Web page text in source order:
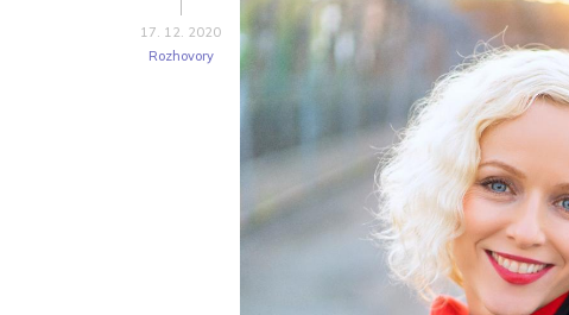
17. 12. 2020
Rozhovory